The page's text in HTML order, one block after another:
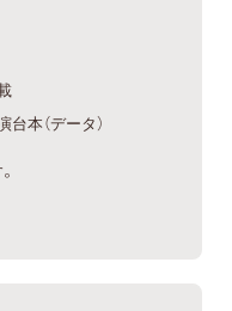
本（データ）